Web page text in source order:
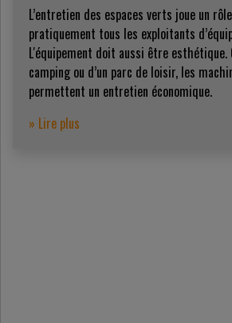
L’entretien des espaces verts joue un
pratiquement tous les exploitants
L'équipement doit aussi être esthétique.
camping ou d’un parc de loisir, les
permettent un entretien économique.
» Lire plus